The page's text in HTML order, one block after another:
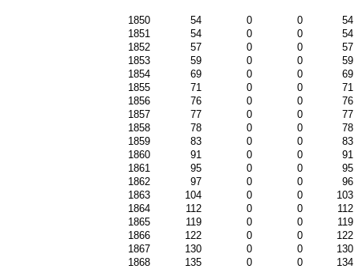
1850 54 0 0
54
1851
54 0 0
54
1852
57 0 0
57
1853
59 0 0
59
1854
69 0 0
69
1855
71 0 0
71
1856
76 0 0
76
1857
77 0 0
77
1858
78 0 0
78
1859
83 0 0
83
1860
91 0 0
91
1861
95 0 0
95
1862
97 0 0
96
1863
104 0 0
103
1864
112 0 0
112
1865
119 0 0
119
1866
122 0 0
122
1867
130 0 0
130
1868
135 0 0
134